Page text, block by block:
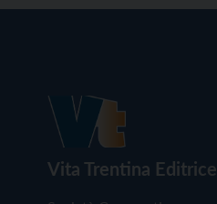
Vita Trentina Editrice